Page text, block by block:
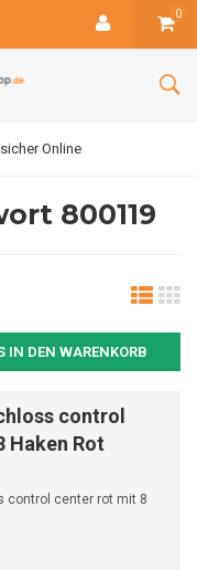
0
Online
800119
IN DEN WARENKORB
control
Haken Rot
control center rot mit 8